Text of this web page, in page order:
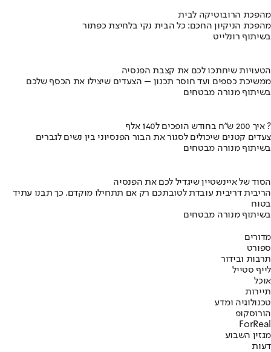
מהפכת הרובוטיקה לבית
מהפכת הניקיון החכם: כל הבית נקי בלחיצת כפתור
בשיתוף רונלייט
הטעויות שיחתכו לכם את קצבת הפנסיה
ממשיכת כספים ועד חוסר תכנון – הצעדים שיצילו את הכסף שלכם
בשיתוף מנורה מבטחים
איך 200 ש"ח בחודש הופכים ל140 אלף ?
צעדים קטנים שיכולים לסגור את הבור הפנסיוני בין נשים לגברים
בשיתוף מנורה מבטחים
הסוד של איינשטיין שיגדיל לכם את הפנסיה
הריבית דריבית עובדת לטובתכם רק אם תתחילו מוקדם. כך תבנו עתיד
בטוח
בשיתוף מנורה מבטחים
מדורים
ספורט
תרבות ובידור
לייף סטייל
אוכל
תיירות
טכנולוגיה ומדע
הורוסקופ
ForReal
מגזין השבוע
דעות